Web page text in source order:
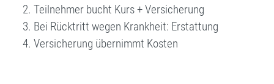
Teilnehmer bucht Kurs + Versicherung
Bei Rücktritt wegen Krankheit: Erstattung
Versicherung übernimmt Kosten